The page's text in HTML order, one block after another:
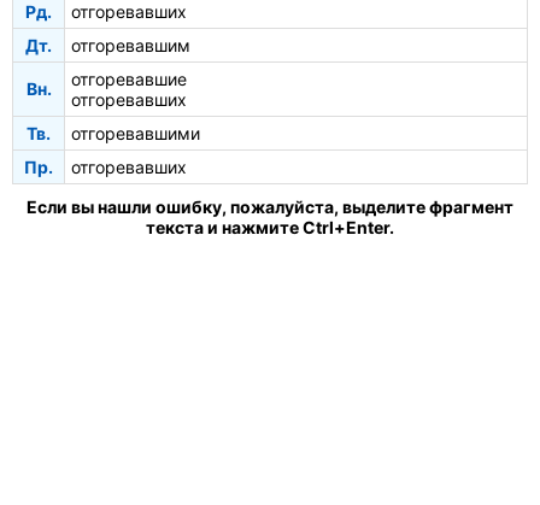
Рд.
отгоревавших
Дт.
отгоревавшим
Вн.
отгоревавшие
отгоревавших
Тв.
отгоревавшими
Пр.
отгоревавших
Если вы нашли ошибку, пожалуйста, выделите фрагмент
текста и нажмите Ctrl+Enter.